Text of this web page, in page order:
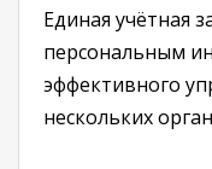
Единая учётная
персональным
эффективного
нескольких